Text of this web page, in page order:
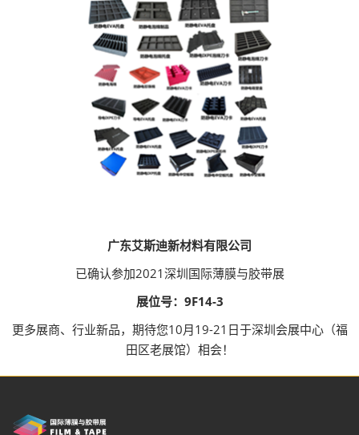
广东艾斯迪新材料有限公司
已确认参加2021深圳国际薄膜与胶带展
展位号：9F14-3
更多展商、行业新品，期待您10月19-21日于深圳会展中心（福
田区老展馆）相会！